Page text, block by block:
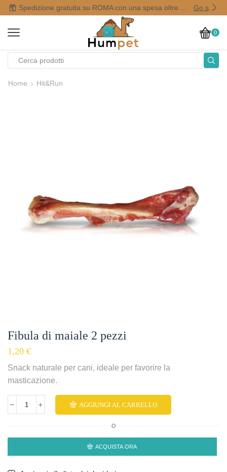
Go shop
0
Home Hit&Run
Fibula di maiale 2 pezzi
1,20 €
Snack naturale per cani, ideale per favorire la
masticazione.
AGGIUNGI AL CARRELLO
O
ACQUISTA ORA